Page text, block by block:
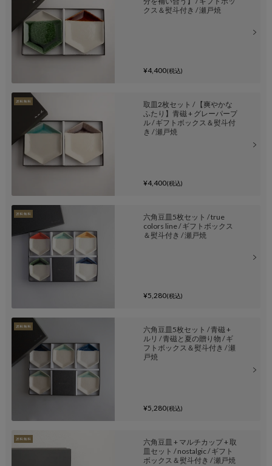
クス＆熨斗付き / 瀬戸焼
¥4,400(税込)
取皿2枚セット / 【爽やかな
ふたり】青磁 + グレーパープ
ル / ギフトボックス＆熨斗付
き / 瀬戸焼
¥4,400(税込)
六角豆皿5枚セット / true
colors line / ギフトボックス
＆熨斗付き / 瀬戸焼
¥5,280(税込)
六角豆皿5枚セット / 青磁 +
ルリ / 青磁と夏の贈り物 / ギ
フトボックス＆熨斗付き / 瀬
戸焼
¥5,280(税込)
六角豆皿 + マルチカップ + 取
皿セット / nostalgic / ギフト
ボックス＆熨斗付き / 瀬戸焼